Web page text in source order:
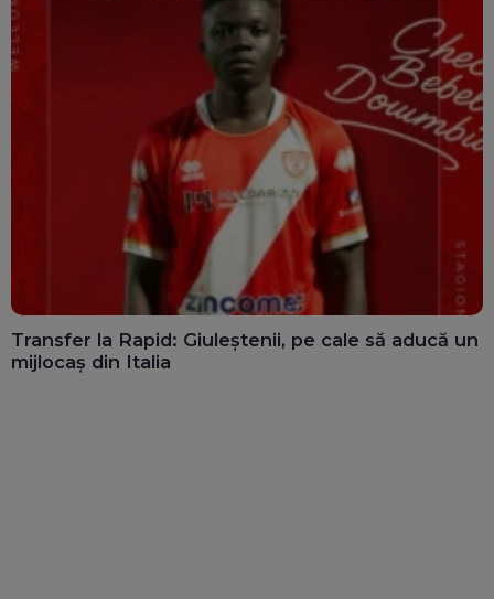
Transfer la Rapid: Giuleștenii, pe cale să aducă un
mijlocaș din Italia